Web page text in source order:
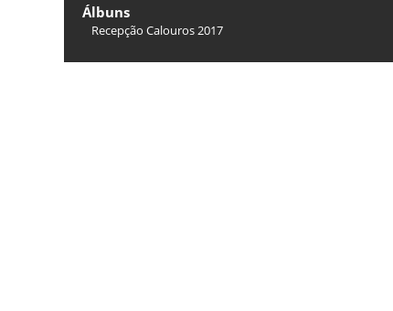
Álbuns
Recepção Calouros 2017